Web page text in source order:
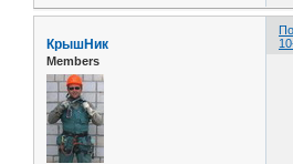
КрышНик
Members